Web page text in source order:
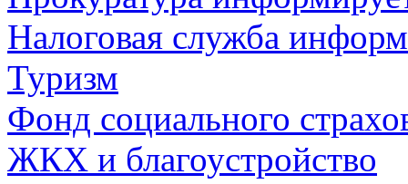
Налоговая служба
Туризм
Фонд социального
ЖКХ и благоустройство